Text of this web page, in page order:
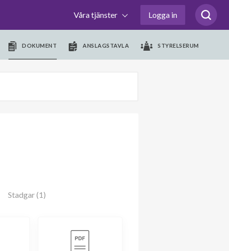
Våra tjänster Logga in
DOKUMENT ANSLAGSTAVLA STYRELSERUM
Stadgar (1)